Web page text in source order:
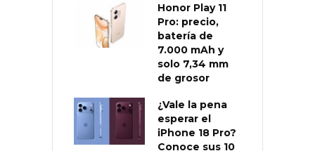
Honor Play 11
Pro: precio,
batería de
7.000 mAh y
solo 7,34 mm
de grosor
¿Vale la pena
esperar el
iPhone 18 Pro?
Conoce sus 10